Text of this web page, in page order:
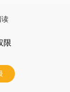
读
限